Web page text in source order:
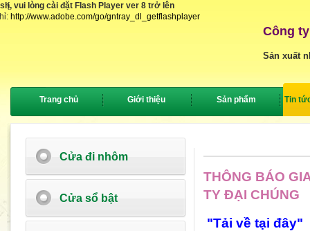
vui lòng cài đặt Flash Player ver 8 trở lên
http://www.adobe.com/go/gntray_dl_getflashplayer
{
Công
Sản xuất
Trang chủ Giới thiệu Sản phẩm Tin
Cửa đi nhôm
Cửa sổ bật
THÔNG BÁO
TY ĐẠI CHÚNG
"Tải về tại đây"